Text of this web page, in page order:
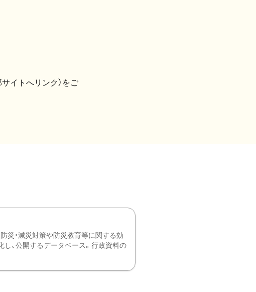
サイトへリンク）をご
災・減災対策や防災教育等に関する効
、公開するデータベース。行政資料の